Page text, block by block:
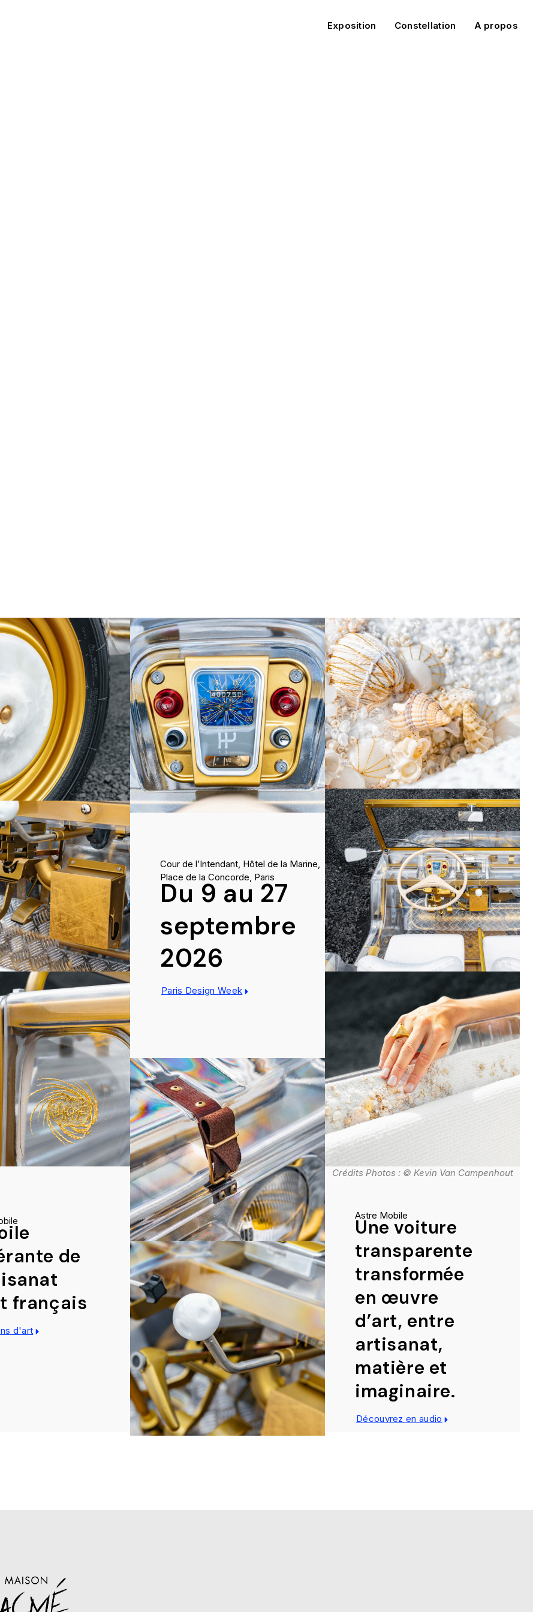
Exposition Constellation A propos
de
français
d'art
Cour de l’Intendant, Hôtel de la Marine,
Place de la Concorde, Paris
Du 9 au 27
septembre
2026
Paris Design Week
Crédits Photos : © Kevin Van Campenhout
Astre Mobile
Une voiture
transparente
transformée
en œuvre
d’art, entre
artisanat,
matière et
imaginaire.
Découvrez en audio